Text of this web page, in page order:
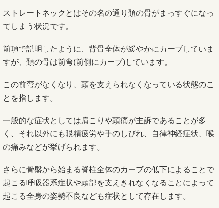
ストレートネックとはその名の通り頚の骨がまっすぐになっ
てしまう状況です。
前項で説明したように、背骨全体が緩やかにカーブしていま
すが、頚の骨は前弯(前側にカーブ)しています。
この前弯がなくなり、頭を支えられなくなっている状態のこ
とを指します。
一般的な症状としては肩こりや頭痛が主訴であることが多
く、それ以外にも眼精疲労や手のしびれ、自律神経症状、喉
の痛みなどが挙げられます。
さらに骨盤から始まる脊柱全体のカーブの低下によることで
起こる呼吸器系症状や頭部を支えきれなくなることによって
起こる全身の姿勢不良なども症状として存在します。